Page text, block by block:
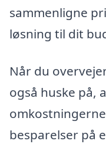
sammenligne
løsning til dit
Når du
også huske på,
besparelser på